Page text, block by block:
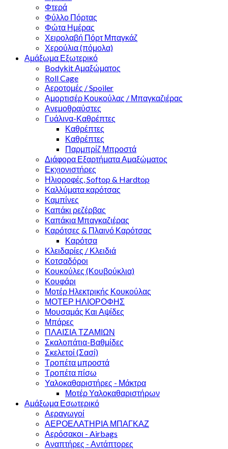
Φτερά
Φύλλο Πόρτας
Φώτα Ημέρας
Χειρολαβή Πόρτ Μπαγκάζ
Χερούλια (πόμολα)
Αμάξωμα Εξωτερικό
Bodykit Αμαξώματος
Roll Cage
Αεροτομές / Spoiler
Αμορτισέρ Κουκούλας / Μπαγκαζιέρας
Ανεμοθραύστες
Γυάλινα-Καθρέπτες
Καθρέπτες
Καθρέπτες
Παρμπρίζ Μπροστά
Διάφορα Εξαρτήματα Αμαξώματος
Εκχιονιστήρες
Ηλιοροφές, Softop & Hardtop
Καλλύματα καρότσας
Καμπίνες
Καπάκι ρεζέρβας
Καπάκια Μπαγκαζιέρας
Καρότσες & Πλαινό Καρότσας
Καρότσα
Κλειδαρίες / Κλειδιά
Κοτσαδόροι
Κουκούλες (Κουβούκλια)
Κουφάρι
Μοτέρ Ηλεκτρικής Κουκούλας
ΜΟΤΕΡ ΗΛΙΟΡΟΦΗΣ
Μουσαμάς Και Αψίδες
Μπάρες
ΠΛΑΙΣΙΑ ΤΖΑΜΙΩΝ
Σκαλοπάτια-Βαθμίδες
Σκελετοί (Σασί)
Τροπέτα μπροστά
Τροπέτα πίσω
Υαλοκαθαριστήρες - Μάκτρα
Μοτέρ Υαλοκαθαριστήρων
Αμάξωμα Εσωτερικό
Αεραγωγοί
ΑΕΡΟΕΛΑΤΗΡΙΑ ΜΠΑΓΚΑΖ
Αερόσακοι - Airbags
Αναπτήρες - Αντάπτορες